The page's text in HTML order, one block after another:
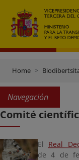
Home
Navegación
Comité
El Real
de 4 de